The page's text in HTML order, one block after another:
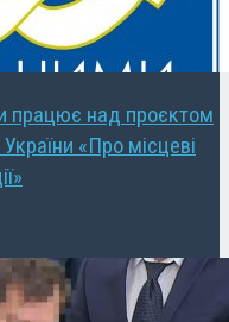
працює над проєктом
«Про місцеві